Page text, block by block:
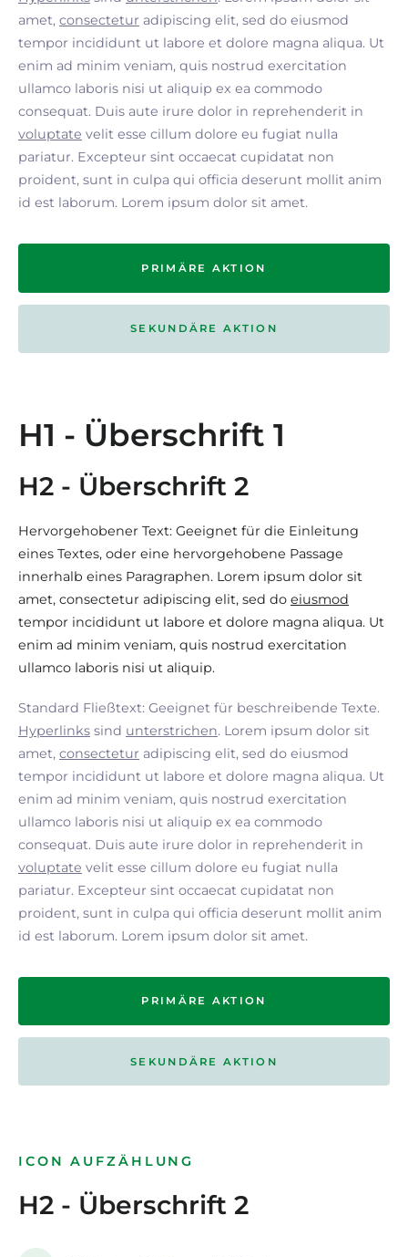
amet, consectetur adipiscing elit, sed do eiusmod
tempor incididunt ut labore et dolore magna aliqua. Ut
enim ad minim veniam, quis nostrud exercitation
ullamco laboris nisi ut aliquip ex ea commodo
consequat. Duis aute irure dolor in reprehenderit in
voluptate velit esse cillum dolore eu fugiat nulla
pariatur. Excepteur sint occaecat cupidatat non
proident, sunt in culpa qui officia deserunt mollit anim
id est laborum. Lorem ipsum dolor sit amet.
PRIMÄRE AKTION
SEKUNDÄRE AKTION
H1 - Überschrift 1
H2 - Überschrift 2
Hervorgehobener Text: Geeignet für die Einleitung
eines Textes, oder eine hervorgehobene Passage
innerhalb eines Paragraphen. Lorem ipsum dolor sit
amet, consectetur adipiscing elit, sed do eiusmod
tempor incididunt ut labore et dolore magna aliqua. Ut
enim ad minim veniam, quis nostrud exercitation
ullamco laboris nisi ut aliquip.
Standard Fließtext: Geeignet für beschreibende Texte.
Hyperlinks sind unterstrichen. Lorem ipsum dolor sit
amet, consectetur adipiscing elit, sed do eiusmod
tempor incididunt ut labore et dolore magna aliqua. Ut
enim ad minim veniam, quis nostrud exercitation
ullamco laboris nisi ut aliquip ex ea commodo
consequat. Duis aute irure dolor in reprehenderit in
voluptate velit esse cillum dolore eu fugiat nulla
pariatur. Excepteur sint occaecat cupidatat non
proident, sunt in culpa qui officia deserunt mollit anim
id est laborum. Lorem ipsum dolor sit amet.
PRIMÄRE AKTION
SEKUNDÄRE AKTION
ICON AUFZÄHLUNG
H2 - Überschrift 2